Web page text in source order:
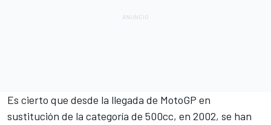
Es cierto que desde la llegada de MotoGP en
sustitución de la categoría de 500cc, en 2002, se han